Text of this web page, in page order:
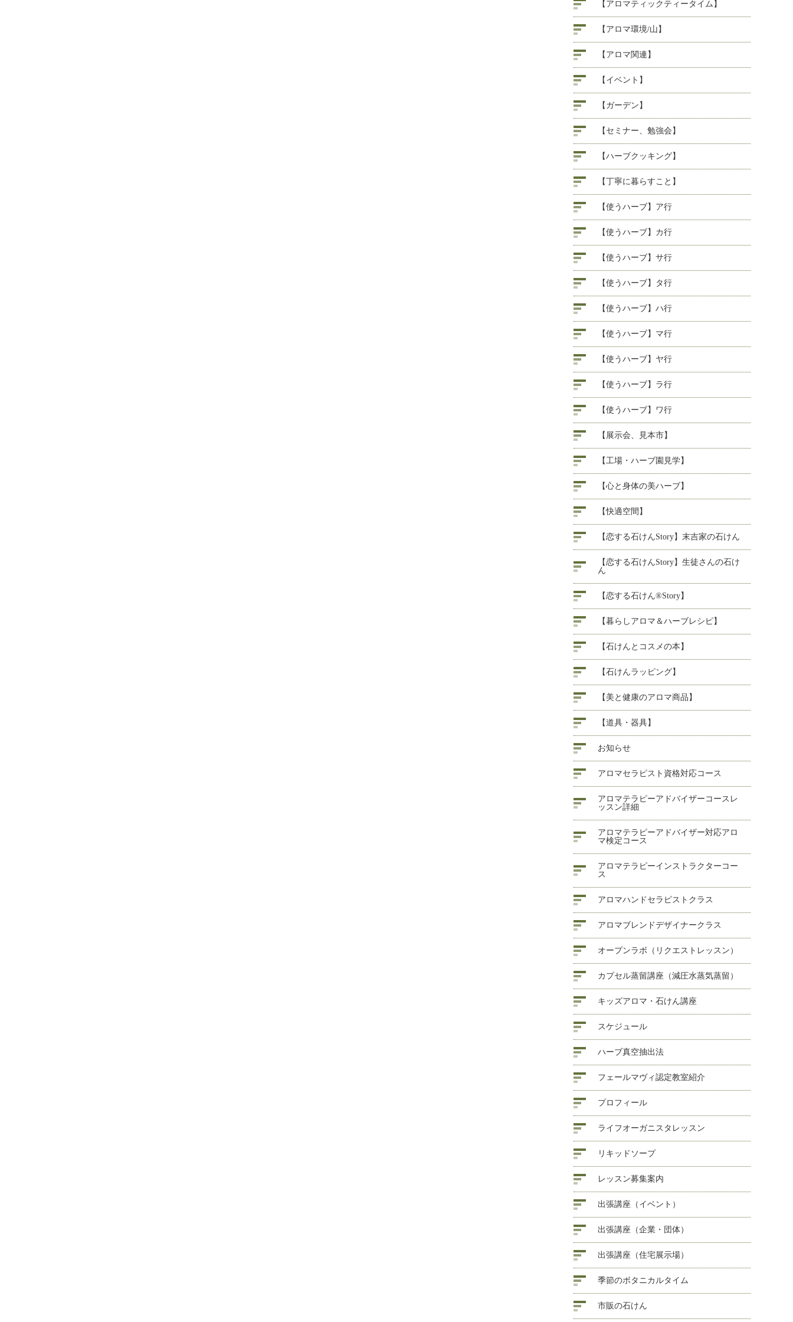
【アロマティックティータイム】
【アロマ環境/山】
【アロマ関連】
【イベント】
【ガーデン】
【セミナー、勉強会】
【ハーブクッキング】
【丁寧に暮らすこと】
【使うハーブ】ア行
【使うハーブ】カ行
【使うハーブ】サ行
【使うハーブ】タ行
【使うハーブ】ハ行
【使うハーブ】マ行
【使うハーブ】ヤ行
【使うハーブ】ラ行
【使うハーブ】ワ行
【展示会、見本市】
【工場・ハーブ園見学】
【心と身体の美ハーブ】
【快適空間】
【恋する石けんStory】末吉家の石けん
【恋する石けんStory】生徒さんの石け
ん
【恋する石けん®Story】
【暮らしアロマ＆ハーブレシピ】
【石けんとコスメの本】
【石けんラッピング】
【美と健康のアロマ商品】
【道具・器具】
お知らせ
アロマセラピスト資格対応コース
アロマテラピーアドバイザーコースレ
ッスン詳細
アロマテラピーアドバイザー対応アロ
マ検定コース
アロマテラピーインストラクターコー
ス
アロマハンドセラピストクラス
アロマブレンドデザイナークラス
オープンラボ（リクエストレッスン）
カプセル蒸留講座（減圧水蒸気蒸留）
キッズアロマ・石けん講座
スケジュール
ハーブ真空抽出法
フェールマヴィ認定教室紹介
プロフィール
ライフオーガニスタレッスン
リキッドソープ
レッスン募集案内
出張講座（イベント）
出張講座（企業・団体）
出張講座（住宅展示場）
季節のボタニカルタイム
市販の石けん